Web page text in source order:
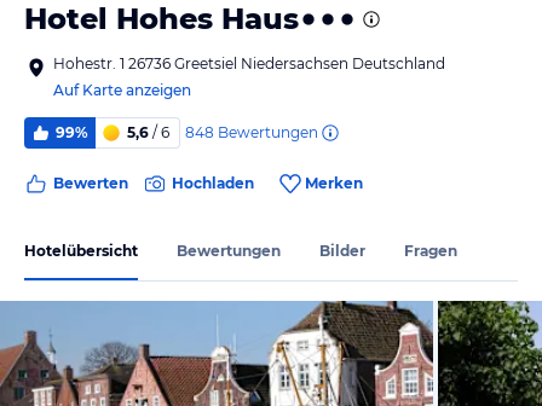
Hotel Hohes Haus
Hohestr. 1 26736 Greetsiel Niedersachsen Deutschland
Auf Karte anzeigen
99% 5,6 / 6 848 Bewertungen
Bewerten Hochladen Merken
Hotelübersicht Bewertungen Bilder Fragen